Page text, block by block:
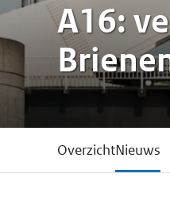
A16:
OverzichtNieuws